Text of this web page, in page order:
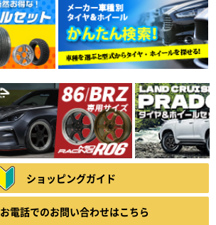
ショッピングガイド
お電話でのお問い合わせはこちら